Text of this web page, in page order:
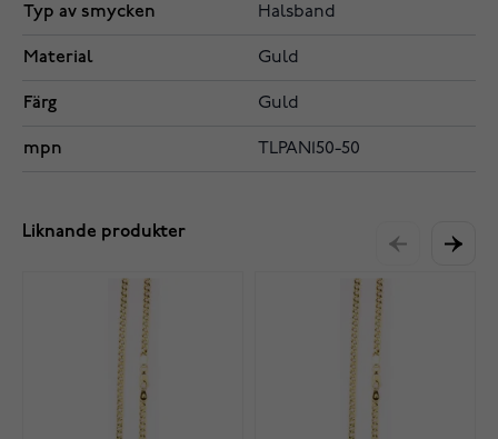
Typ av smycken Halsband
Material Guld
Färg Guld
mpn TLPAN150-50
Liknande produkter